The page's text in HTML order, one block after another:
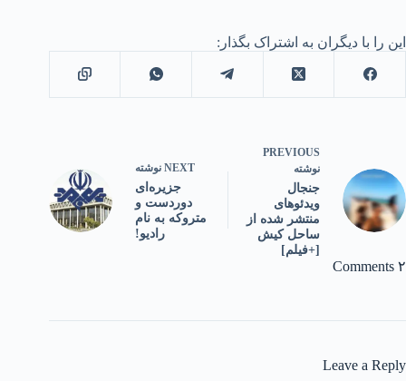
این را با دیگران به اشتراک بگذار:
PREVIOUS
نوشته
جنجال
ویدئوهای
منتشر شده از
ساحل کیش
[+فیلم]
NEXT نوشته
جزیره‌ای
دوردست و
متروکه به نام
رادیو!
۲ Comments
Leave a Reply